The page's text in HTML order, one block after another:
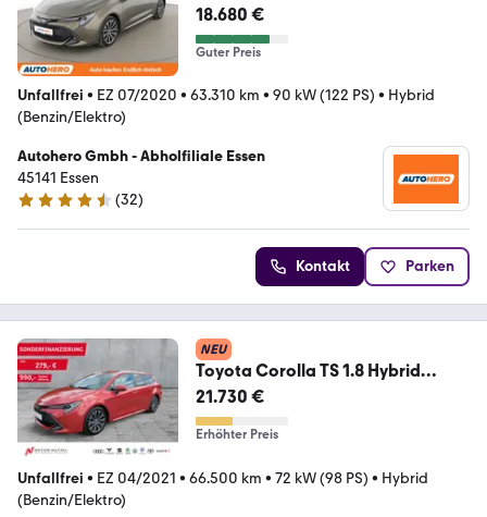
18.680 €
Guter Preis
Unfallfrei • EZ 07/2020 • 63.310 km • 90 kW (122 PS) • Hybrid
(Benzin/Elektro)
Autohero Gmbh - Abholfiliale Essen
45141 Essen
4.7 Sterne
(32)
Kontakt Parken
NEU
Toyota Corolla TS 1.8 Hybrid
TEAM D Bi-LED+SHZ+RFK+DAB
21.730 €
Erhöhter Preis
Unfallfrei • EZ 04/2021 • 66.500 km • 72 kW (98 PS) • Hybrid
(Benzin/Elektro)